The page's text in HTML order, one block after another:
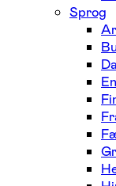
Sprog